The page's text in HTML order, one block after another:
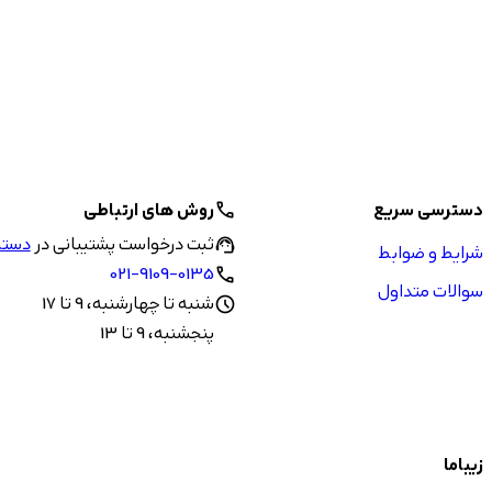
دسترسی سریع
شرایط و ضوابط
سوالات متداول
callروش های ارتباطی
support_agentثبت درخواست پشتیبانی در
call
021-9109-0135
scheduleشنبه تا چهارشنبه، 9 تا 17
پنجشنبه، 9 تا 13
زیباما